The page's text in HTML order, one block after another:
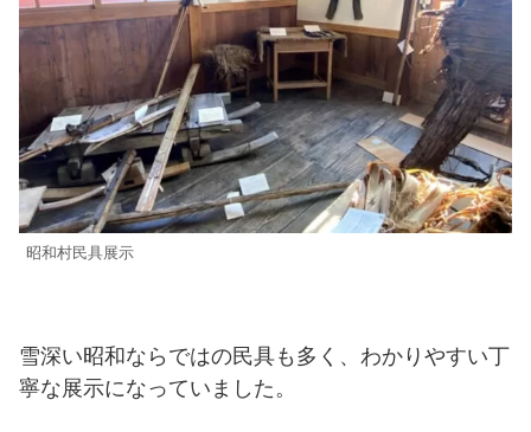
昭和村民具展示
雪深い昭和ならではの民具も多く、わかりやすい丁
寧な展示になっていました。